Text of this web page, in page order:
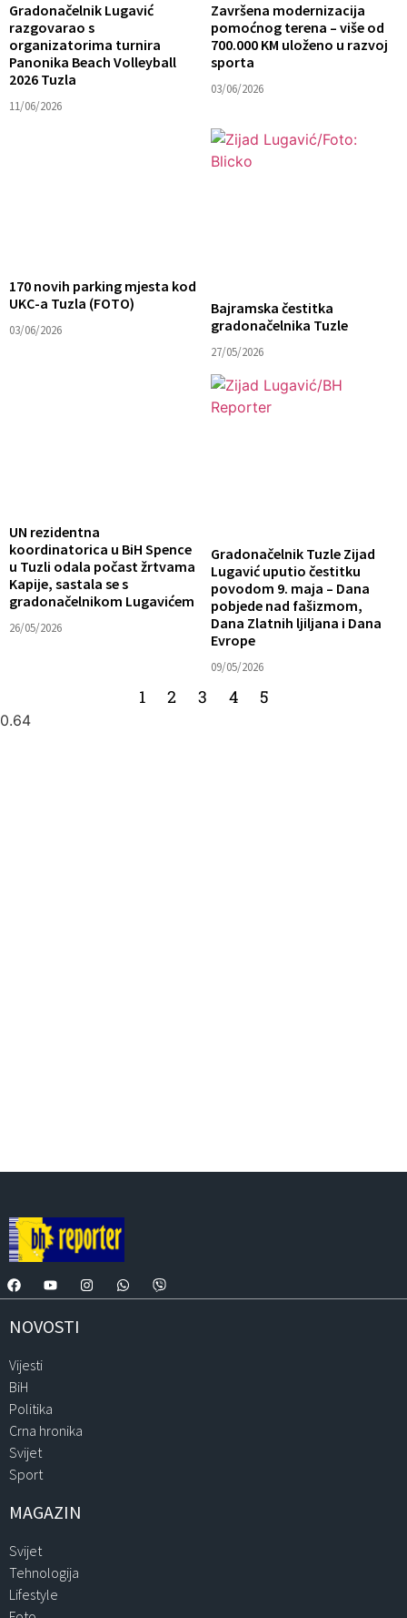
Gradonačelnik Lugavić
razgovarao s
organizatorima turnira
Panonika Beach Volleyball
2026 Tuzla
11/06/2026
Završena modernizacija
pomoćnog terena – više od
700.000 KM uloženo u razvoj
sporta
03/06/2026
170 novih parking mjesta kod
UKC-a Tuzla (FOTO)
03/06/2026
Bajramska čestitka
gradonačelnika Tuzle
27/05/2026
UN rezidentna
koordinatorica u BiH Spence
u Tuzli odala počast žrtvama
Kapije, sastala se s
gradonačelnikom Lugavićem
26/05/2026
Gradonačelnik Tuzle Zijad
Lugavić uputio čestitku
povodom 9. maja – Dana
pobjede nad fašizmom,
Dana Zlatnih ljiljana i Dana
Evrope
09/05/2026
1 2 3 4 5
NOVOSTI
Vijesti
BiH
Politika
Crna hronika
Svijet
Sport
MAGAZIN
Svijet
Tehnologija
Lifestyle